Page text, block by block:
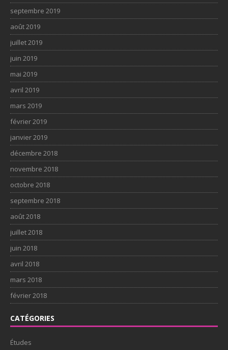
septembre 2019
août 2019
juillet 2019
juin 2019
mai 2019
avril 2019
mars 2019
février 2019
janvier 2019
décembre 2018
novembre 2018
octobre 2018
septembre 2018
août 2018
juillet 2018
juin 2018
avril 2018
mars 2018
février 2018
CATÉGORIES
Études